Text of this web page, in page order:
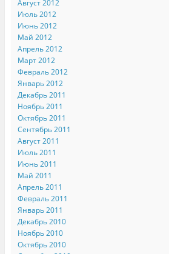
Август 2012
Июль 2012
Июнь 2012
Май 2012
Апрель 2012
Март 2012
Февраль 2012
Январь 2012
Декабрь 2011
Ноябрь 2011
Октябрь 2011
Сентябрь 2011
Август 2011
Июль 2011
Июнь 2011
Май 2011
Апрель 2011
Февраль 2011
Январь 2011
Декабрь 2010
Ноябрь 2010
Октябрь 2010